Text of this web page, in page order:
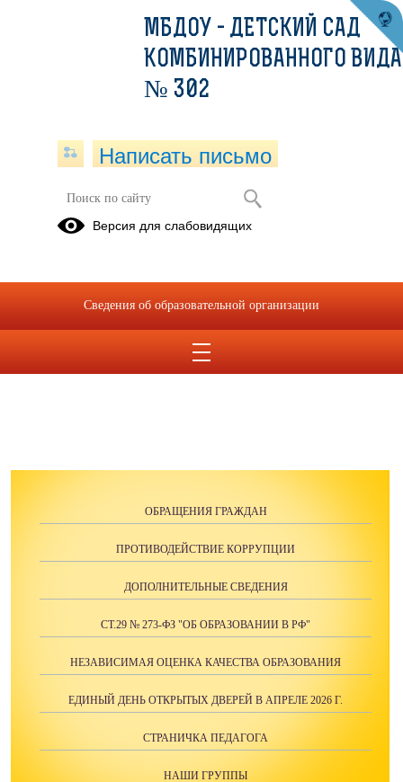
Публикации за 11.05.2026
9 мая
ОБРАЩЕНИЯ ГРАЖДАН
ПРОТИВОДЕЙСТВИЕ КОРРУПЦИИ
ДОПОЛНИТЕЛЬНЫЕ СВЕДЕНИЯ
СТ.29 № 273-ФЗ "ОБ ОБРАЗОВАНИИ В РФ"
НЕЗАВИСИМАЯ ОЦЕНКА КАЧЕСТВА ОБРАЗОВАНИЯ
ЕДИНЫЙ ДЕНЬ ОТКРЫТЫХ ДВЕРЕЙ В АПРЕЛЕ 2026 Г.
СТРАНИЧКА ПЕДАГОГА
НАШИ ГРУППЫ
МБДОУ - ДЕТСКИЙ САД
КОМБИНИРОВАННОГО ВИДА
№ 302
Написать письмо
Версия для слабовидящих
Сведения об образовательной организации